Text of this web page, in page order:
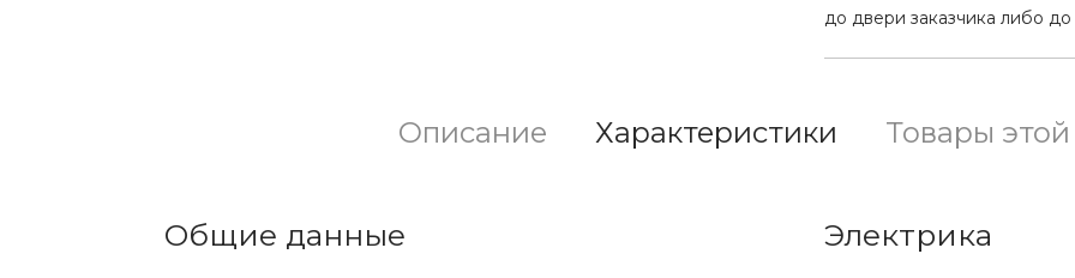
до двери заказчика либо
Описание Характеристики Товары
Общие данные Электрика